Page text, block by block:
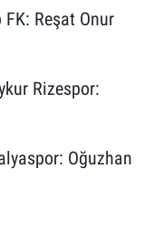
Reşat Onur
Rizespor:
Oğuzhan